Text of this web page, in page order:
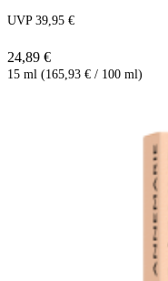
UVP 39,95 €
24,89 €
15 ml (165,93 € / 100 ml)